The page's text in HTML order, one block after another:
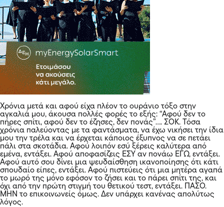
Χρόνια μετά και αφού είχα πλέον το ουράνιο τόξο στην
αγκαλιά μου, άκουσα πολλές φορές το εξής: “Αφού δεν το
πήρες σπίτι, αφού δεν το έζησες, δεν πονάς”…. ΣΟΚ. Τόσα
χρόνια παλεύοντας με τα φαντάσματα, να έχω νικήσει την ίδια
μου την τρέλα και να έρχεται κάποιος έξυπνος να σε πετάει
πάλι στα σκοτάδια. Αφού λοιπόν εσύ ξέρεις καλύτερα από
εμένα, εντάξει. Αφού αποφασίζεις ΕΣΥ αν πονάω ΕΓΩ, εντάξει.
Αφού αυτό σου δίνει μια ψευδαίσθηση ικανοποίησης ότι κάτι
σπουδαίο είπες, εντάξει. Αφού πιστεύεις ότι μια μητέρα αγαπά
το μωρό της μόνο εφόσον το ζήσει και το πάρει σπίτι της, και
όχι από την πρώτη στιγμή του θετικού τεστ, εντάξει. ΠΑΣΟ.
ΜΗΝ το επικοινωνείς όμως. Δεν υπάρχει κανένας απολύτως
λόγος.